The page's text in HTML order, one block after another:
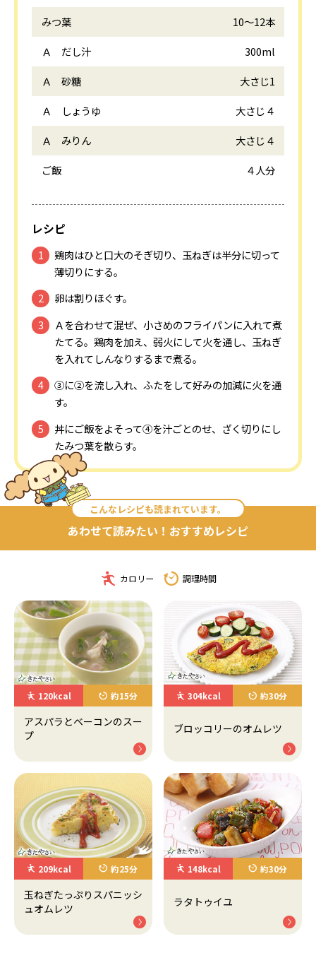
みつ葉
10～12本
Ａ だし汁
300ml
Ａ 砂糖
大さじ1
Ａ しょうゆ
大さじ４
Ａ みりん
大さじ４
ご飯
４人分
レシピ
鶏肉はひと口大のそぎ切り、玉ねぎは半分に切って
薄切りにする。
卵は割りほぐす。
Ａを合わせて混ぜ、小さめのフライパンに入れて煮
たてる。鶏肉を加え、弱火にして火を通し、玉ねぎ
を入れてしんなりするまで煮る。
③に②を流し入れ、ふたをして好みの加減に火を通
す。
丼にご飯をよそって④を汁ごとのせ、ざく切りにし
たみつ葉を散らす。
こんなレシピも読まれています。
あわせて読みたい！おすすめレシピ
カロリー 調理時間
120kcal 約15分
アスパラとベーコンのスー
プ
304kcal 約30分
ブロッコリーのオムレツ
209kcal 約25分
玉ねぎたっぷりスパニッシ
ュオムレツ
148kcal 約30分
ラタトゥイユ